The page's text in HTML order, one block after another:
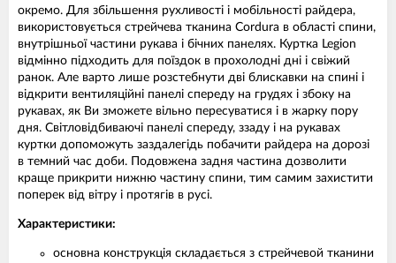
окремо. Для збільшення рухливості і мобільності райдера,
використовується стрейчева тканина Cordura в області спини,
внутрішньої частини рукава і бічних панелях. Куртка Legion
відмінно підходить для поїздок в прохолодні дні і свіжий
ранок. Але варто лише розстебнути дві блискавки на спині і
відкрити вентиляційні панелі спереду на грудях і збоку на
рукавах, як Ви зможете вільно пересуватися і в жарку пору
дня. Світловідбиваючі панелі спереду, ззаду і на рукавах
куртки допоможуть заздалегідь побачити райдера на дорозі
в темний час доби. Подовжена задня частина дозволити
краще прикрити нижню частину спини, тим самим захистити
поперек від вітру і протягів в русі.
Характеристики:
основна конструкція складається з стрейчевой тканини